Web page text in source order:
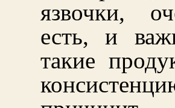
язвочки,
есть, и
такие